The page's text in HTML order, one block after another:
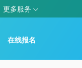
更多服务
在线报名